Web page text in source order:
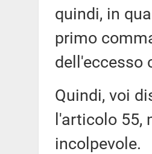
quindi, in
primo
dell'eccesso
Quindi, voi
l'articolo 55,
incolpevole.